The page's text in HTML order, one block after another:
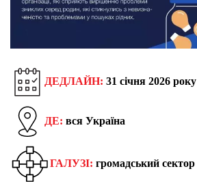
ДЕДЛАЙН: 31 січня 2026 року
ДЕ: вся Україна
ГАЛУЗІ: громадський сектор